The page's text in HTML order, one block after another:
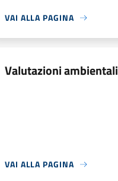
VAI ALLA PAGINA
Valutazioni ambientali
VAI ALLA PAGINA